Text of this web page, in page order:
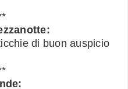
di buon auspicio